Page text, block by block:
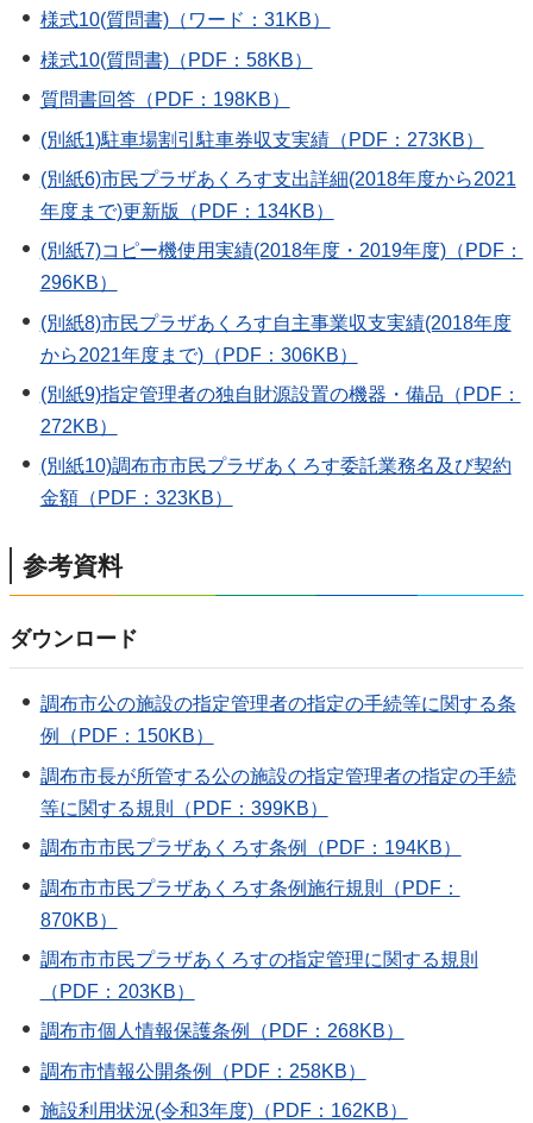
様式10(質問書)（ワード：31KB）
様式10(質問書)（PDF：58KB）
質問書回答（PDF：198KB）
(別紙1)駐車場割引駐車券収支実績（PDF：273KB）
(別紙6)市民プラザあくろす支出詳細(2018年度から2021
年度まで)更新版（PDF：134KB）
(別紙7)コピー機使用実績(2018年度・2019年度)（PDF：
296KB）
(別紙8)市民プラザあくろす自主事業収支実績(2018年度
から2021年度まで)（PDF：306KB）
(別紙9)指定管理者の独自財源設置の機器・備品（PDF：
272KB）
(別紙10)調布市市民プラザあくろす委託業務名及び契約
金額（PDF：323KB）
参考資料
ダウンロード
調布市公の施設の指定管理者の指定の手続等に関する条
例（PDF：150KB）
調布市長が所管する公の施設の指定管理者の指定の手続
等に関する規則（PDF：399KB）
調布市市民プラザあくろす条例（PDF：194KB）
調布市市民プラザあくろす条例施行規則（PDF：
870KB）
調布市市民プラザあくろすの指定管理に関する規則
（PDF：203KB）
調布市個人情報保護条例（PDF：268KB）
調布市情報公開条例（PDF：258KB）
施設利用状況(令和3年度)（PDF：162KB）